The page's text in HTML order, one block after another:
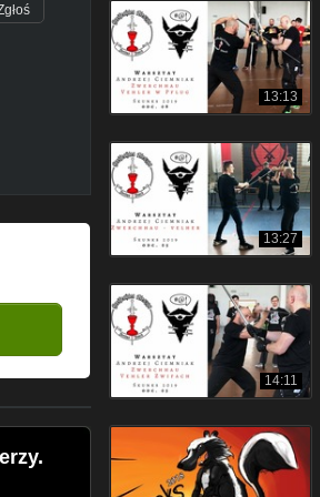
13:13
13:27
14:11